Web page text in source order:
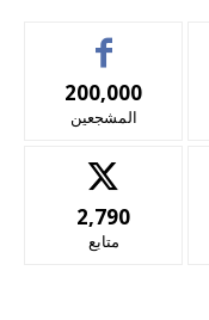
200,000
المشجعين
2,790
متابع